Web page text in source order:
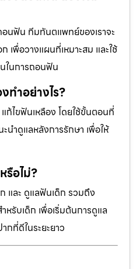
นฟัน ทีมทันตแพทย์ของเราจะ
เพื่อวางแผนที่เหมาะสม และใช้
ในการถอนฟัน
ทำอย่างไร?
ก้ไขฟันเหลือง โดยใช้ขั้นตอนที่
นำดูแลหลังการรักษา เพื่อให้
รือไม่?
และ ดูแลฟันเด็ก รวมถึง
รับเด็ก เพื่อเริ่มต้นการดูแล
ที่ดีในระยะยาว